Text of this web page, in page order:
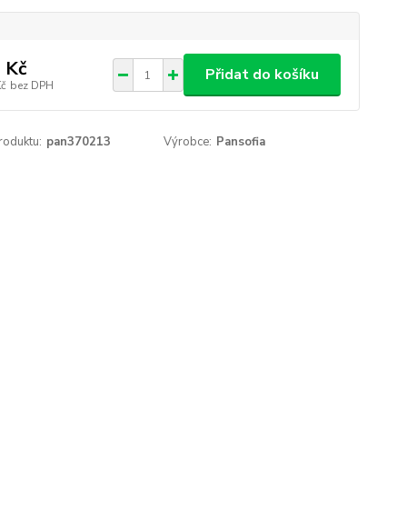
Kč
bez DPH
Přidat do košíku
pan370213 Výrobce: Pansofia